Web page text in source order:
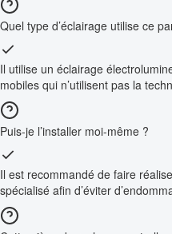
Quel type d’éclairage utilise ce
Il utilise un éclairage
mobiles qui n’utilisent pas la
Puis-je l’installer moi-même ?
Il est recommandé de faire
spécialisé afin d’éviter